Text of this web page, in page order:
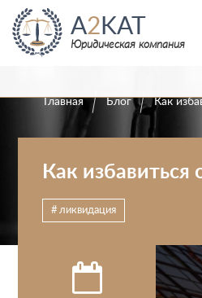
A2 KAT
Юридическая компания
Главная Блог Как
Как
ликвидация